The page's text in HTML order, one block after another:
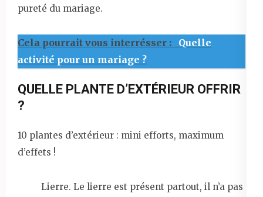
pureté du mariage.
Cela pourrait vous interrésser :
Quelle
activité pour un mariage ?
QUELLE PLANTE D’EXTÉRIEUR OFFRIR
?
10 plantes d’extérieur : mini efforts, maximum
d’effets !
Lierre. Le lierre est présent partout, il n’a pas